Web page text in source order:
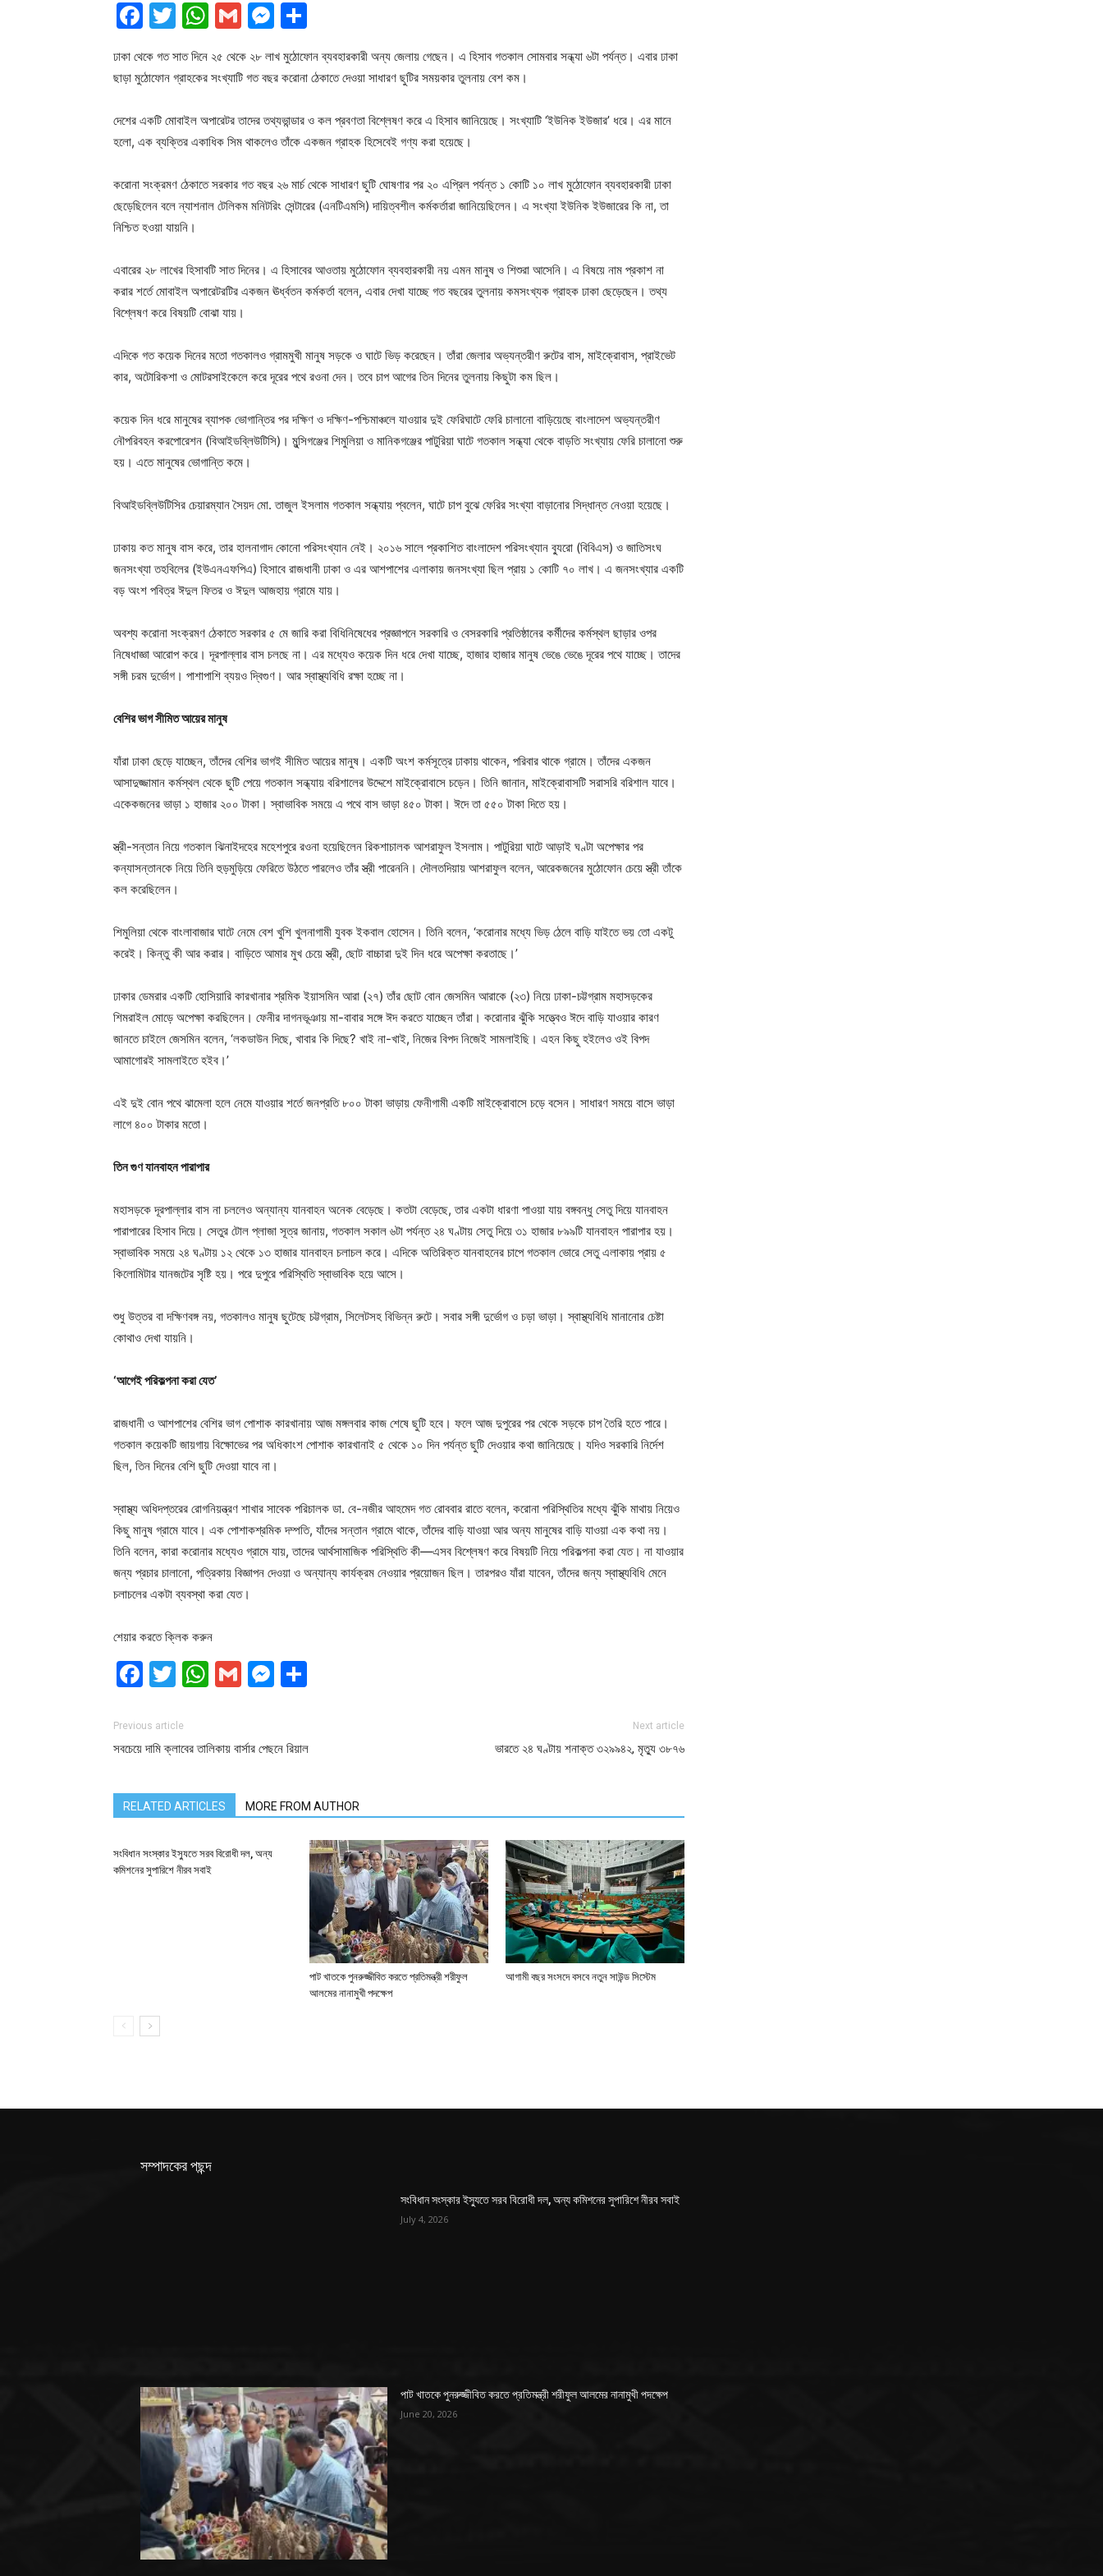
Facebook
Twitter
WhatsApp
GmailMessenger
ঢাকা থেকে গত সাত দিনে ২৫ থেকে ২৮ লাখ মুঠোফোন ব্যবহারকারী অন্য জেলায় গেছেন। এ হিসাব গতকাল সোমবার সন্ধ্যা ৬টা পর্যন্ত। এবার ঢাকা
ছাড়া মুঠোফোন গ্রাহকের সংখ্যাটি গত বছর করোনা ঠেকাতে দেওয়া সাধারণ ছুটির সময়কার তুলনায় বেশ কম।
দেশের একটি মোবাইল অপারেটর তাদের তথ্যভান্ডার ও কল প্রবণতা বিশ্লেষণ করে এ হিসাব জানিয়েছে। সংখ্যাটি ‘ইউনিক ইউজার’ ধরে। এর মানে
হলো, এক ব্যক্তির একাধিক সিম থাকলেও তাঁকে একজন গ্রাহক হিসেবেই গণ্য করা হয়েছে।
করোনা সংক্রমণ ঠেকাতে সরকার গত বছর ২৬ মার্চ থেকে সাধারণ ছুটি ঘোষণার পর ২০ এপ্রিল পর্যন্ত ১ কোটি ১০ লাখ মুঠোফোন ব্যবহারকারী ঢাকা
ছেড়েছিলেন বলে ন্যাশনাল টেলিকম মনিটরিং সেন্টারের (এনটিএমসি) দায়িত্বশীল কর্মকর্তারা জানিয়েছিলেন। এ সংখ্যা ইউনিক ইউজারের কি না, তা
নিশ্চিত হওয়া যায়নি।
এবারের ২৮ লাখের হিসাবটি সাত দিনের। এ হিসাবের আওতায় মুঠোফোন ব্যবহারকারী নয় এমন মানুষ ও শিশুরা আসেনি। এ বিষয়ে নাম প্রকাশ না
করার শর্তে মোবাইল অপারেটরটির একজন ঊর্ধ্বতন কর্মকর্তা বলেন, এবার দেখা যাচ্ছে গত বছরের তুলনায় কমসংখ্যক গ্রাহক ঢাকা ছেড়েছেন। তথ্য
বিশ্লেষণ করে বিষয়টি বোঝা যায়।
এদিকে গত কয়েক দিনের মতো গতকালও গ্রামমুখী মানুষ সড়কে ও ঘাটে ভিড় করেছেন। তাঁরা জেলার অভ্যন্তরীণ রুটের বাস, মাইক্রোবাস, প্রাইভেট
কার, অটোরিকশা ও মোটরসাইকেলে করে দূরের পথে রওনা দেন। তবে চাপ আগের তিন দিনের তুলনায় কিছুটা কম ছিল।
কয়েক দিন ধরে মানুষের ব্যাপক ভোগান্তির পর দক্ষিণ ও দক্ষিণ-পশ্চিমাঞ্চলে যাওয়ার দুই ফেরিঘাটে ফেরি চালানো বাড়িয়েছে বাংলাদেশ অভ্যন্তরীণ
নৌপরিবহন করপোরেশন (বিআইডব্লিউটিসি)। মুন্সিগঞ্জের শিমুলিয়া ও মানিকগঞ্জের পাটুরিয়া ঘাটে গতকাল সন্ধ্যা থেকে বাড়তি সংখ্যায় ফেরি চালানো শুরু
হয়। এতে মানুষের ভোগান্তি কমে।
বিআইডব্লিউটিসির চেয়ারম্যান সৈয়দ মো. তাজুল ইসলাম গতকাল সন্ধ্যায় প্বলেন, ঘাটে চাপ বুঝে ফেরির সংখ্যা বাড়ানোর সিদ্ধান্ত নেওয়া হয়েছে।
ঢাকায় কত মানুষ বাস করে, তার হালনাগাদ কোনো পরিসংখ্যান নেই। ২০১৬ সালে প্রকাশিত বাংলাদেশ পরিসংখ্যান ব্যুরো (বিবিএস) ও জাতিসংঘ
জনসংখ্যা তহবিলের (ইউএনএফপিএ) হিসাবে রাজধানী ঢাকা ও এর আশপাশের এলাকায় জনসংখ্যা ছিল প্রায় ১ কোটি ৭০ লাখ। এ জনসংখ্যার একটি
বড় অংশ পবিত্র ঈদুল ফিতর ও ঈদুল আজহায় গ্রামে যায়।
অবশ্য করোনা সংক্রমণ ঠেকাতে সরকার ৫ মে জারি করা বিধিনিষেধের প্রজ্ঞাপনে সরকারি ও বেসরকারি প্রতিষ্ঠানের কর্মীদের কর্মস্থল ছাড়ার ওপর
নিষেধাজ্ঞা আরোপ করে। দূরপাল্লার বাস চলছে না। এর মধ্যেও কয়েক দিন ধরে দেখা যাচ্ছে, হাজার হাজার মানুষ ভেঙে ভেঙে দূরের পথে যাচ্ছে। তাদের
সঙ্গী চরম দুর্ভোগ। পাশাপাশি ব্যয়ও দ্বিগুণ। আর স্বাস্থ্যবিধি রক্ষা হচ্ছে না।
বেশির ভাগ সীমিত আয়ের মানুষ
যাঁরা ঢাকা ছেড়ে যাচ্ছেন, তাঁদের বেশির ভাগই সীমিত আয়ের মানুষ। একটি অংশ কর্মসূত্রে ঢাকায় থাকেন, পরিবার থাকে গ্রামে। তাঁদের একজন
আসাদুজ্জামান কর্মস্থল থেকে ছুটি পেয়ে গতকাল সন্ধ্যায় বরিশালের উদ্দেশে মাইক্রোবাসে চড়েন। তিনি জানান, মাইক্রোবাসটি সরাসরি বরিশাল যাবে।
একেকজনের ভাড়া ১ হাজার ২০০ টাকা। স্বাভাবিক সময়ে এ পথে বাস ভাড়া ৪৫০ টাকা। ঈদে তা ৫৫০ টাকা দিতে হয়।
স্ত্রী-সন্তান নিয়ে গতকাল ঝিনাইদহের মহেশপুরে রওনা হয়েছিলেন রিকশাচালক আশরাফুল ইসলাম। পাটুরিয়া ঘাটে আড়াই ঘণ্টা অপেক্ষার পর
কন্যাসন্তানকে নিয়ে তিনি হুড়মুড়িয়ে ফেরিতে উঠতে পারলেও তাঁর স্ত্রী পারেননি। দৌলতদিয়ায় আশরাফুল বলেন, আরেকজনের মুঠোফোন চেয়ে স্ত্রী তাঁকে
কল করেছিলেন।
শিমুলিয়া থেকে বাংলাবাজার ঘাটে নেমে বেশ খুশি খুলনাগামী যুবক ইকবাল হোসেন। তিনি বলেন, ‘করোনার মধ্যে ভিড় ঠেলে বাড়ি যাইতে ভয় তো একটু
করেই। কিন্তু কী আর করার। বাড়িতে আমার মুখ চেয়ে স্ত্রী, ছোট বাচ্চারা দুই দিন ধরে অপেক্ষা করতাছে।’
ঢাকার ডেমরার একটি হোসিয়ারি কারখানার শ্রমিক ইয়াসমিন আরা (২৭) তাঁর ছোট বোন জেসমিন আরাকে (২৩) নিয়ে ঢাকা-চট্টগ্রাম মহাসড়কের
শিমরাইল মোড়ে অপেক্ষা করছিলেন। ফেনীর দাগনভূঞায় মা-বাবার সঙ্গে ঈদ করতে যাচ্ছেন তাঁরা। করোনার ঝুঁকি সত্ত্বেও ঈদে বাড়ি যাওয়ার কারণ
জানতে চাইলে জেসমিন বলেন, ‘লকডাউন দিছে, খাবার কি দিছে? খাই না-খাই, নিজের বিপদ নিজেই সামলাইছি। এহন কিছু হইলেও ওই বিপদ
আমাগোরই সামলাইতে হইব।’
এই দুই বোন পথে ঝামেলা হলে নেমে যাওয়ার শর্তে জনপ্রতি ৮০০ টাকা ভাড়ায় ফেনীগামী একটি মাইক্রোবাসে চড়ে বসেন। সাধারণ সময়ে বাসে ভাড়া
লাগে ৪০০ টাকার মতো।
তিন গুণ যানবাহন পারাপার
মহাসড়কে দূরপাল্লার বাস না চললেও অন্যান্য যানবাহন অনেক বেড়েছে। কতটা বেড়েছে, তার একটা ধারণা পাওয়া যায় বঙ্গবন্ধু সেতু দিয়ে যানবাহন
পারাপারের হিসাব দিয়ে। সেতুর টোল প্লাজা সূত্র জানায়, গতকাল সকাল ৬টা পর্যন্ত ২৪ ঘণ্টায় সেতু দিয়ে ৩১ হাজার ৮৯৯টি যানবাহন পারাপার হয়।
স্বাভাবিক সময়ে ২৪ ঘণ্টায় ১২ থেকে ১৩ হাজার যানবাহন চলাচল করে। এদিকে অতিরিক্ত যানবাহনের চাপে গতকাল ভোরে সেতু এলাকায় প্রায় ৫
কিলোমিটার যানজটের সৃষ্টি হয়। পরে দুপুরে পরিস্থিতি স্বাভাবিক হয়ে আসে।
শুধু উত্তর বা দক্ষিণবঙ্গ নয়, গতকালও মানুষ ছুটেছে চট্টগ্রাম, সিলেটসহ বিভিন্ন রুটে। সবার সঙ্গী দুর্ভোগ ও চড়া ভাড়া। স্বাস্থ্যবিধি মানানোর চেষ্টা
কোথাও দেখা যায়নি।
‘আগেই পরিকল্পনা করা যেত’
রাজধানী ও আশপাশের বেশির ভাগ পোশাক কারখানায় আজ মঙ্গলবার কাজ শেষে ছুটি হবে। ফলে আজ দুপুরের পর থেকে সড়কে চাপ তৈরি হতে পারে।
গতকাল কয়েকটি জায়গায় বিক্ষোভের পর অধিকাংশ পোশাক কারখানাই ৫ থেকে ১০ দিন পর্যন্ত ছুটি দেওয়ার কথা জানিয়েছে। যদিও সরকারি নির্দেশ
ছিল, তিন দিনের বেশি ছুটি দেওয়া যাবে না।
স্বাস্থ্য অধিদপ্তরের রোগনিয়ন্ত্রণ শাখার সাবেক পরিচালক ডা. বে-নজীর আহমেদ গত রোববার রাতে বলেন, করোনা পরিস্থিতির মধ্যে ঝুঁকি মাথায় নিয়েও
কিছু মানুষ গ্রামে যাবে। এক পোশাকশ্রমিক দম্পতি, যাঁদের সন্তান গ্রামে থাকে, তাঁদের বাড়ি যাওয়া আর অন্য মানুষের বাড়ি যাওয়া এক কথা নয়।
তিনি বলেন, কারা করোনার মধ্যেও গ্রামে যায়, তাদের আর্থসামাজিক পরিস্থিতি কী—এসব বিশ্লেষণ করে বিষয়টি নিয়ে পরিকল্পনা করা যেত। না যাওয়ার
জন্য প্রচার চালানো, পত্রিকায় বিজ্ঞাপন দেওয়া ও অন্যান্য কার্যক্রম নেওয়ার প্রয়োজন ছিল। তারপরও যাঁরা যাবেন, তাঁদের জন্য স্বাস্থ্যবিধি মেনে
চলাচলের একটা ব্যবস্থা করা যেত।
শেয়ার করতে ক্লিক করুন
Facebook
Twitter
WhatsApp
GmailMessenger
Previous article
সবচেয়ে দামি ক্লাবের তালিকায় বার্সার পেছনে রিয়াল
Next article
ভারতে ২৪ ঘণ্টায় শনাক্ত ৩২৯৯৪২, মৃত্যু ৩৮৭৬
RELATED ARTICLES MORE FROM AUTHOR
সংবিধান সংস্কার ইস্যুতে সরব বিরোধী দল, অন্য
কমিশনের সুপারিশে নীরব সবাই
পাট খাতকে পুনরুজ্জীবিত করতে প্রতিমন্ত্রী শরীফুল
আলমের নানামুখী পদক্ষেপ
আগামী বছর সংসদে বসবে নতুন সাউন্ড সিস্টেম
সম্পাদকের পছন্দ
সংবিধান সংস্কার ইস্যুতে সরব বিরোধী দল, অন্য কমিশনের সুপারিশে নীরব সবাই
July 4, 2026
পাট খাতকে পুনরুজ্জীবিত করতে প্রতিমন্ত্রী শরীফুল আলমের নানামুখী পদক্ষেপ
June 20, 2026